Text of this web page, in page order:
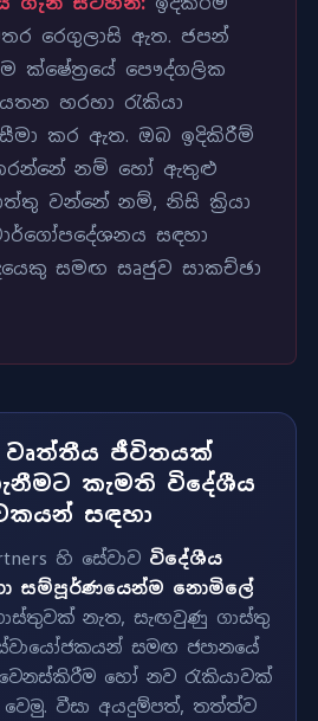
රෙගුලාසි ඇත. ජපන්
ක්ෂේත්‍රයේ පෞද්ගලික
හරහා රැකියා
කර ඇත. ඔබ ඉදිකිරීම්
කරන්නේ නම් හෝ ඇතුළු
වන්නේ නම්, නිසි ක්‍රියා
සඳහා
සමඟ සෘජුව සාකච්ඡා
වෘත්තීය ජීවිතයක්
කැමති විදේශීය
සඳහා
හි සේවාව විදේශීය
සම්පූර්ණයෙන්ම නොමිලේ
නැත, සැඟවුණු ගාස්තු
සමඟ ජපානයේ
හෝ නව රැකියාවක්
වීසා අයදුම්පත්, තත්ත්ව